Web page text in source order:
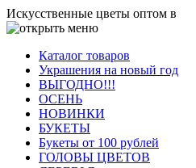
Искусственные цветы оптом в
Каталог товаров
Украшения на новый год
ВЫГОДНО!!!
ОСЕНЬ
НОВИНКИ
БУКЕТЫ
Букеты от 100 рублей
ГОЛОВЫ ЦВЕТОВ